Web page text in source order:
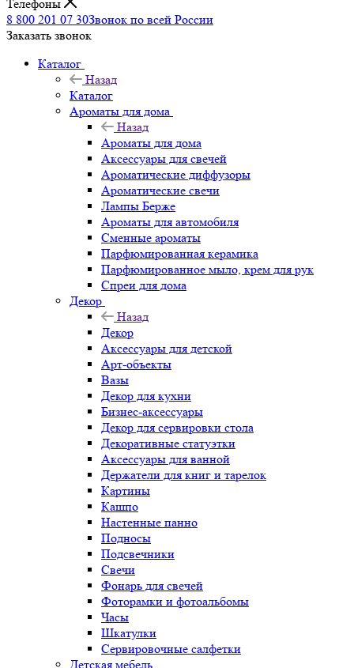
Телефоны
8 800 201 07 30Звонок по всей России
Заказать звонок
Каталог
Назад
Каталог
Ароматы для дома
Назад
Ароматы для дома
Аксессуары для свечей
Ароматические диффузоры
Ароматические свечи
Лампы Берже
Ароматы для автомобиля
Сменные ароматы
Парфюмированная керамика
Парфюмированное мыло, крем для рук
Спреи для дома
Декор
Назад
Декор
Аксессуары для детской
Арт-объекты
Вазы
Декор для кухни
Бизнес-аксессуары
Декор для сервировки стола
Декоративные статуэтки
Аксессуары для ванной
Держатели для книг и тарелок
Картины
Кашпо
Настенные панно
Подносы
Подсвечники
Свечи
Фонарь для свечей
Фоторамки и фотоальбомы
Часы
Шкатулки
Сервировочные салфетки
Детская мебель